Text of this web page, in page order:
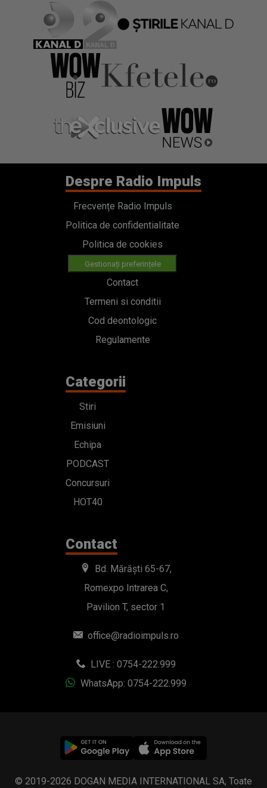
Despre Radio Impuls
Frecvențe Radio Impuls
Politica de confidentialitate
Politica de cookies
Gestionați preferințele
Contact
Termeni si conditii
Cod deontologic
Regulamente
Categorii
Stiri
Emisiuni
Echipa
PODCAST
Concursuri
HOT40
Contact
Bd. Mărăști 65-67,
Romexpo Intrarea C,
Pavilion T, sector 1
office@radioimpuls.ro
LIVE : 0754-222.999
WhatsApp: 0754-222.999
© 2019-2026 DOGAN MEDIA INTERNATIONAL SA, Toate